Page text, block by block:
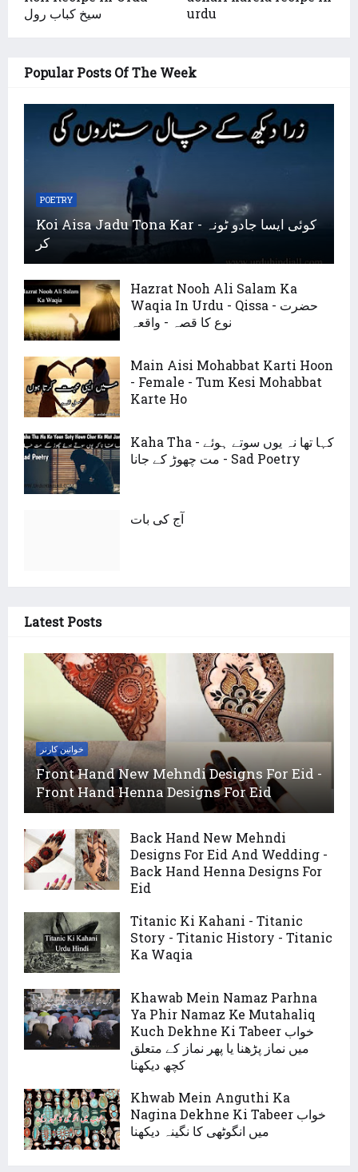
سیخ کباب رول
urdu
Popular Posts Of The Week
POETRY
Koi Aisa Jadu Tona Kar - کوئی ایسا جادو ٹونہ
کر
Hazrat Nooh Ali Salam Ka
Waqia In Urdu - Qissa - حضرت
نوع کا قصہ - واقعہ
Main Aisi Mohabbat Karti Hoon
- Female - Tum Kesi Mohabbat
Karte Ho
Kaha Tha - کہا تھا نہ یوں سوتے ہوئے
مت چھوڑ کے جانا - Sad Poetry
آج کی بات
Latest Posts
خواتین کارنر
Front Hand New Mehndi Designs For Eid -
Front Hand Henna Designs For Eid
Back Hand New Mehndi
Designs For Eid And Wedding -
Back Hand Henna Designs For
Eid
Titanic Ki Kahani - Titanic
Story - Titanic History - Titanic
Ka Waqia
Khawab Mein Namaz Parhna
Ya Phir Namaz Ke Mutahaliq
Kuch Dekhne Ki Tabeer خواب
میں نماز پڑھنا یا پھر نماز کے متعلق
کچھ دیکھنا
Khwab Mein Anguthi Ka
Nagina Dekhne Ki Tabeer خواب
میں انگوٹھی کا نگینہ دیکھنا